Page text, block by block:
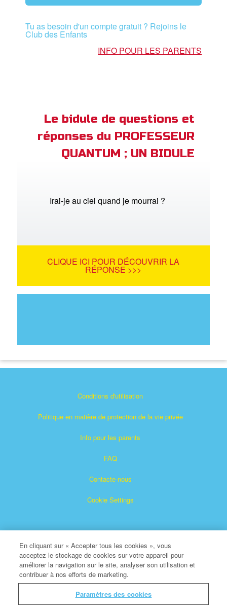
de langueTu as besoin d'un compte gratuit ? Rejoins le
Club des Enfants
INFO POUR LES PARENTS
Le bidule de questions et
réponses du PROFESSEUR
QUANTUM ; UN BIDULE
Irai-je au ciel quand je mourrai ?
CLIQUE ICI POUR DÉCOUVRIR LA
RÉPONSE >>>
Conditions d'utilisation
Politique en matière de protection de la vie privée
Info pour les parents
FAQ
Contacte-nous
Cookie Settings
Superbook est une marque déposée de The Christian
Tous droits réservés.
En cliquant sur « Accepter tous les cookies », vous
acceptez le stockage de cookies sur votre appareil pour
améliorer la navigation sur le site, analyser son utilisation et
contribuer à nos efforts de marketing.
Paramètres des cookies